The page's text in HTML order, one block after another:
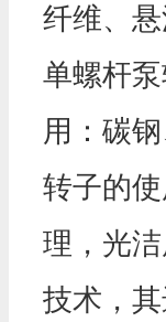
纤维、
单螺杆
用：碳
转子的
理，光
技术，